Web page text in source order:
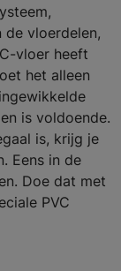
vloerdelen,
vloer heeft
het alleen
is voldoende.
is, krijg je
Eens in de
Doe dat met
PVC